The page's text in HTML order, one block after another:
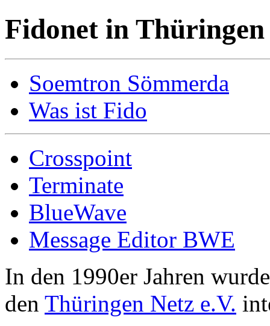
Fidonet in Thüringen
Soemtron Sömmerda
Was ist Fido
Crosspoint
Terminate
BlueWave
Message Editor BWE
In den 1990er Jahren
den Thüringen Netz e.V.